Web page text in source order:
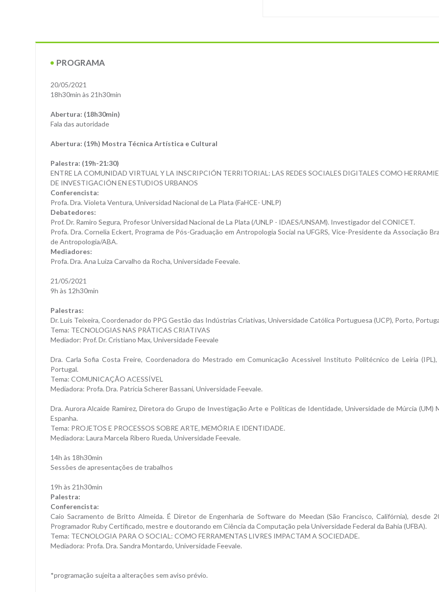
PROGRAMA
20/05/2021
18h30min às 21h30min
Abertura: (18h30min)
Fala das autoridade
Abertura: (19h) Mostra Técnica Artística e Cultural
Palestra: (19h-21:30)
ENTRE LA COMUNIDAD VIRTUAL Y LA INSCRIPCIÓN TERRITORIAL: LAS REDES SOCIALES DIGITALES COMO
DE INVESTIGACIÓN EN ESTUDIOS URBANOS
Conferencista:
Profa. Dra. Violeta Ventura, Universidad Nacional de La Plata (FaHCE- UNLP)
Debatedores:
Prof. Dr. Ramiro Segura, Profesor Universidad Nacional de La Plata (/UNLP - IDAES/UNSAM). Investigador del CONICET.
Profa. Dra. Cornelia Eckert, Programa de Pós-Graduação em Antropologia Social na UFGRS, Vice-Presidente da Associação
de Antropologia/ABA.
Mediadores:
Profa. Dra. Ana Luiza Carvalho da Rocha, Universidade Feevale.
21/05/2021
9h às 12h30min
Palestras:
Dr. Luís Teixeira, Coordenador do PPG Gestão das Indústrias Criativas, Universidade Católica Portuguesa (UCP), Porto,
Tema: TECNOLOGIAS NAS PRÁTICAS CRIATIVAS
Mediador: Prof. Dr. Cristiano Max, Universidade Feevale
Dra. Carla Sofia Costa Freire, Coordenadora do Mestrado em Comunicação Acessível Instituto Politécnico de Leiria (IPL),
Portugal.
Tema: COMUNICAÇÃO ACESSÍVEL
Mediadora: Profa. Dra. Patrícia Scherer Bassani, Universidade Feevale.
Dra. Aurora Alcaide Ramírez, Diretora do Grupo de Investigação Arte e Políticas de Identidade, Universidade de Múrcia (UM)
Espanha.
Tema: PROJETOS E PROCESSOS SOBRE ARTE, MEMÓRIA E IDENTIDADE.
Mediadora: Laura Marcela Ribero Rueda, Universidade Feevale.
14h às 18h30min
Sessões de apresentações de trabalhos
19h às 21h30min
Palestra:
Conferencista:
Caio Sacramento de Britto Almeida. É Diretor de Engenharia de Software do Meedan (São Francisco, Califórnia), desde
Programador Ruby Certificado, mestre e doutorando em Ciência da Computação pela Universidade Federal da Bahia (UFBA).
Tema: TECNOLOGIA PARA O SOCIAL: COMO FERRAMENTAS LIVRES IMPACTAM A SOCIEDADE.
Mediadora: Profa. Dra. Sandra Montardo, Universidade Feevale.
*programação sujeita a alterações sem aviso prévio.